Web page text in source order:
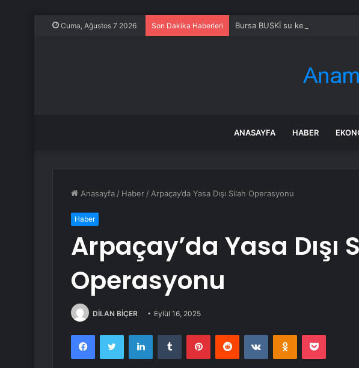
Cuma, Ağustos 7 2026 Son Dakika Haberleri Bursa BUSKİ su kesintisi! 22-23
ANASAYFA HABER
Anasayfa / Haber / Arpaçay’da Yasa Dışı Silah Operasyonu
Haber
Arpaçay’da Yasa Dışı
Operasyonu
DİLAN BİÇER Eylül 16, 2025
FacebookTwitter LinkedInTumblr PinterestReddit VKontakteOdnoklassniki
Pocket